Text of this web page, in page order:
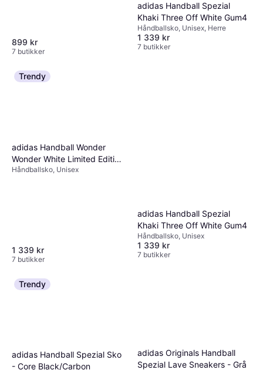
899 kr
7 butikker
adidas Handball Spezial
Khaki Three Off White Gum4
Håndballsko, Unisex, Herre
1 339 kr
7 butikker
Trendy
adidas Handball Wonder
Wonder White Limited Edition
Sneakers - Flerfarget
Håndballsko, Unisex
1 339 kr
7 butikker
adidas Handball Spezial
Khaki Three Off White Gum4
Håndballsko, Unisex
1 339 kr
7 butikker
Trendy
adidas Handball Spezial Sko
- Core Black/Carbon
adidas Originals Handball
Spezial Lave Sneakers - Grå